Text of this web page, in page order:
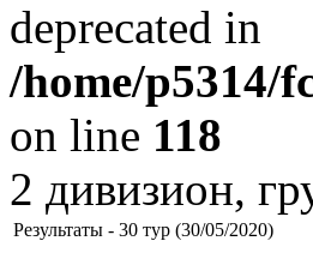
deprecated in
/home/p5314/
on line 118
2 дивизион,
Результаты - 30 тур (30/05/2020)